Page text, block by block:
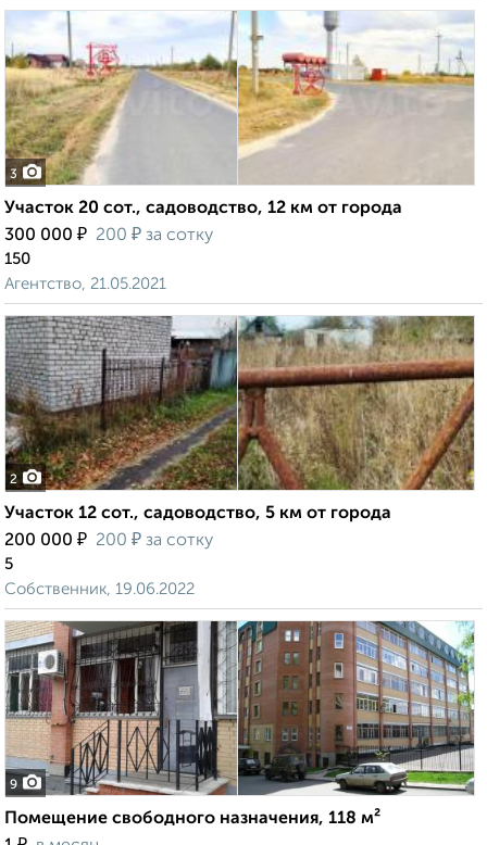
3
Участок 20 сот., садоводство, 12 км от города
300 000 ₽ 200 ₽ за сотку
150
Агентство, 21.05.2021
2
Участок 12 сот., садоводство, 5 км от города
200 000 ₽ 200 ₽ за сотку
5
Собственник, 19.06.2022
9
Помещение свободного назначения, 118 м²